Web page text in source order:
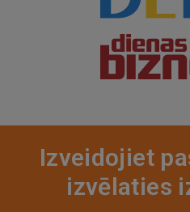
Izveidojiet
izvēlaties